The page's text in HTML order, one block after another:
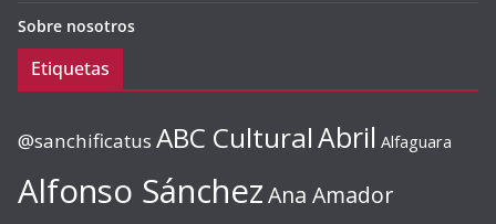
Sobre nosotros
Etiquetas
@sanchificatus ABC CulturalAbril Alfaguara
Alfonso SánchezAna Amador